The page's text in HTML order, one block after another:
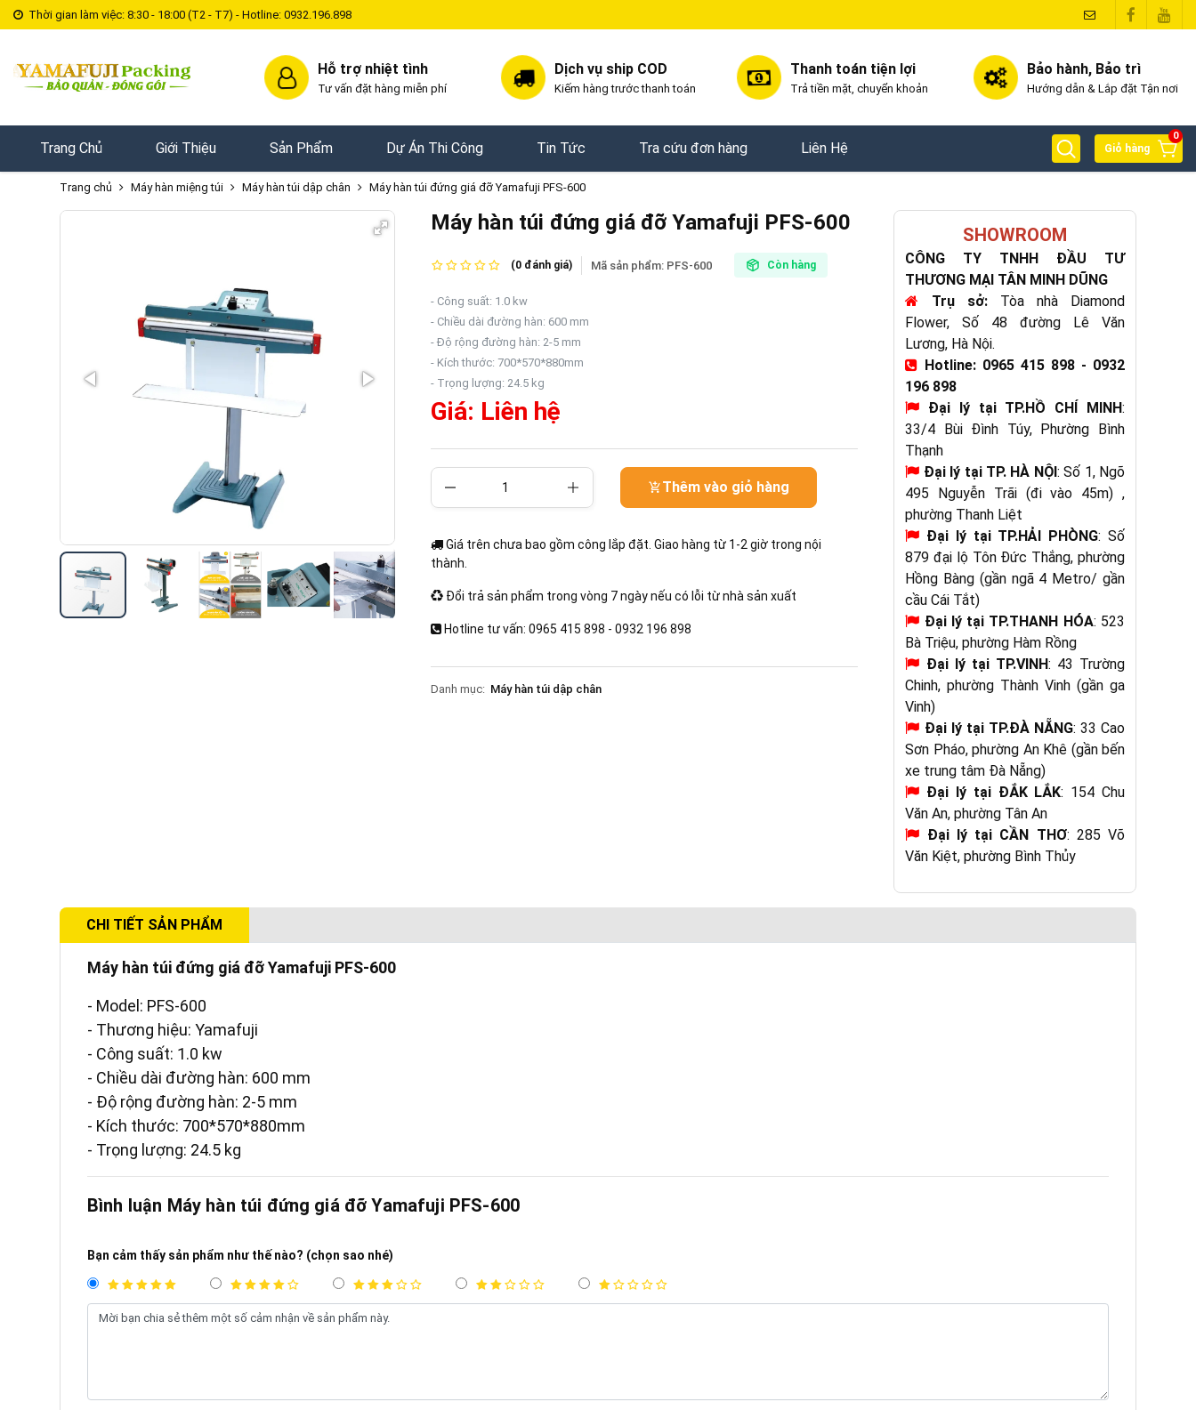
Thời gian làm việc: 8:30 - 18:00 (T2 - T7) - Hotline: 0932.196.898
Hỗ trợ nhiệt tình
Tư vấn đặt hàng miễn phí
Dịch vụ ship COD
Kiếm hàng trước thanh toán
Thanh toán tiện lợi
Trả tiền mặt, chuyển khoản
Bảo hành, Bảo trì
Hướng dẫn & Lắp đặt Tận nơi
Trang Chủ Giới Thiệu Sản Phẩm Dự Án Thi Công Tin Tức Tra cứu đơn hàng Liên Hệ
0
Giỏ hàng
Trang chủ Máy hàn miệng túi Máy hàn túi dập chân Máy hàn túi đứng giá đỡ Yamafuji PFS-600
Máy hàn túi đứng giá đỡ Yamafuji PFS-600
(0 đánh giá) Mã sản phẩm: PFS-600 Còn hàng
- Công suất: 1.0 kw
- Chiều dài đường hàn: 600 mm
- Độ rộng đường hàn: 2-5 mm
- Kích thước: 700*570*880mm
- Trọng lượng: 24.5 kg
Giá: Liên hệ
Thêm vào giỏ hàng
Giá trên chưa bao gồm công lắp đặt. Giao hàng từ 1-2 giờ trong nội
thành.
Đổi trả sản phẩm trong vòng 7 ngày nếu có lỗi từ nhà sản xuất
Hotline tư vấn: 0965 415 898 - 0932 196 898
Danh mục: Máy hàn túi dập chân
SHOWROOM
CÔNG TY TNHH ĐẦU TƯ
THƯƠNG MẠI TÂN MINH DŨNG
Trụ sở: Tòa nhà Diamond
Flower, Số 48 đường Lê Văn
Lương, Hà Nội.
Hotline: 0965 415 898 - 0932
196 898
Đại lý tại TP.HỒ CHÍ MINH:
33/4 Bùi Đình Túy, Phường Bình
Thạnh
Đại lý tại TP. HÀ NỘI: Số 1, Ngõ
495 Nguyễn Trãi (đi vào 45m) ,
phường Thanh Liệt
Đại lý tại TP.HẢI PHÒNG: Số
879 đại lộ Tôn Đức Thắng, phường
Hồng Bàng (gần ngã 4 Metro/ gần
cầu Cái Tắt)
Đại lý tại TP.THANH HÓA: 523
Bà Triệu, phường Hàm Rồng
Đại lý tại TP.VINH: 43 Trường
Chinh, phường Thành Vinh (gần ga
Vinh)
Đại lý tại TP.ĐÀ NẴNG: 33 Cao
Sơn Pháo, phường An Khê (gần bến
xe trung tâm Đà Nẵng)
Đại lý tại ĐẮK LẮK: 154 Chu
Văn An, phường Tân An
Đại lý tại CẦN THƠ: 285 Võ
Văn Kiệt, phường Bình Thủy
CHI TIẾT SẢN PHẨM
Máy hàn túi đứng giá đỡ Yamafuji PFS-600
- Model: PFS-600
- Thương hiệu: Yamafuji
- Công suất: 1.0 kw
- Chiều dài đường hàn: 600 mm
- Độ rộng đường hàn: 2-5 mm
- Kích thước: 700*570*880mm
- Trọng lượng: 24.5 kg
Bình luận Máy hàn túi đứng giá đỡ Yamafuji PFS-600
Bạn cảm thấy sản phẩm như thế nào? (chọn sao nhé)